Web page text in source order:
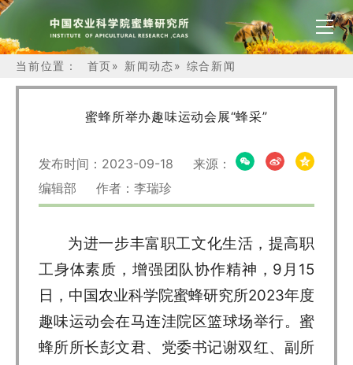
当前位置： 首页» 新闻动态» 综合新闻
蜜蜂所举办趣味运动会展“蜂采”
发布时间：2023-09-18 来源：
编辑部 作者：李瑞珍
为进一步丰富职工文化生活，提高职
工身体素质，增强团队协作精神，9月15
日，中国农业科学院蜜蜂研究所2023年度
趣味运动会在马连洼院区篮球场举行。蜜
蜂所所长彭文君、党委书记谢双红、副所